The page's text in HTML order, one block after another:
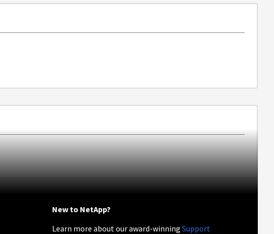
New to NetApp?
Learn more about our award-winningSupport